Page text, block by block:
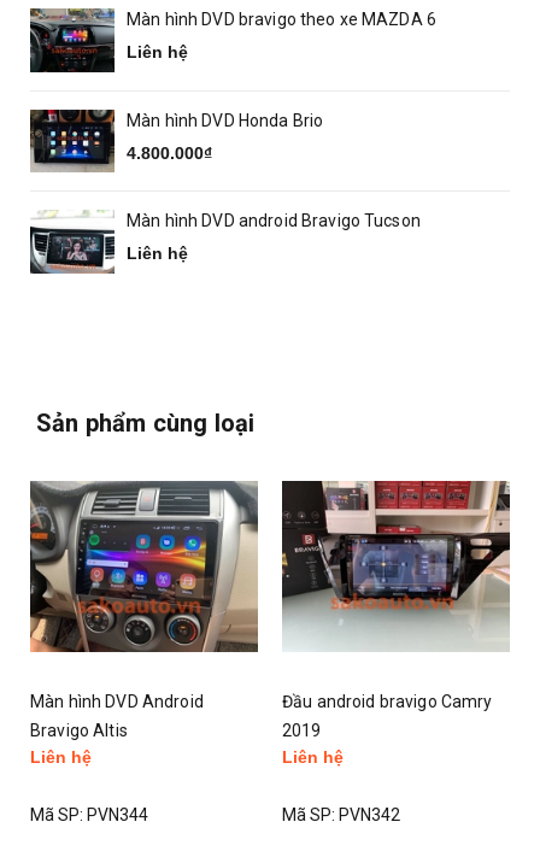
Màn hình DVD bravigo theo xe MAZDA 6
Liên hệ
Màn hình DVD Honda Brio
4.800.000₫
Màn hình DVD android Bravigo Tucson
Liên hệ
Sản phẩm cùng loại
Đầu android bravigo Camry
2019
Liên hệ
Mã SP: PVN342
Màn hình DVD android
Bravigo Camry 2019
4.500.000₫
Mã SP: PVN341